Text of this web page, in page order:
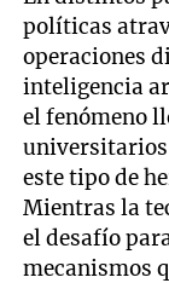
políticas
operaciones
inteligencia
el fenómeno
este tipo de
Mientras la
el desafío
mecanismos